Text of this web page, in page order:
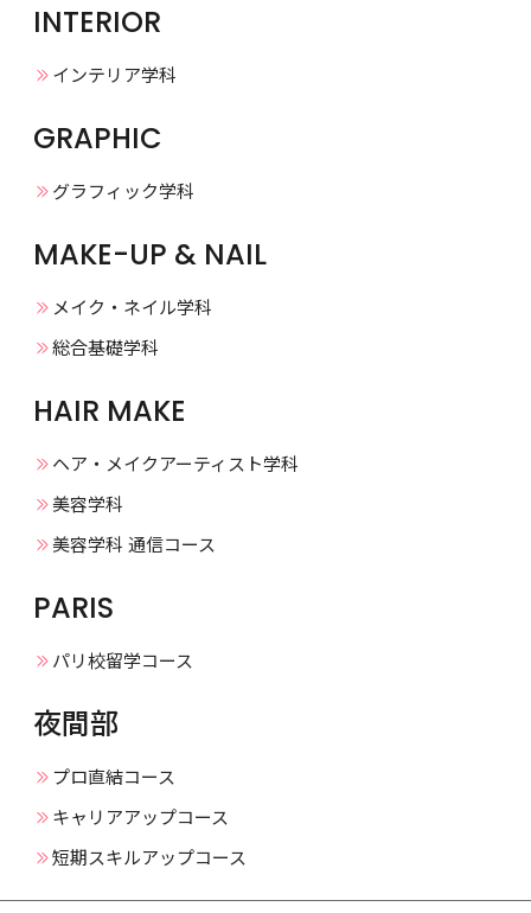
INTERIOR
インテリア学科
GRAPHIC
グラフィック学科
MAKE-UP & NAIL
メイク・ネイル学科
総合基礎学科
HAIR MAKE
ヘア・メイクアーティスト学科
美容学科
美容学科 通信コース
PARIS
パリ校留学コース
夜間部
プロ直結コース
キャリアアップコース
短期スキルアップコース